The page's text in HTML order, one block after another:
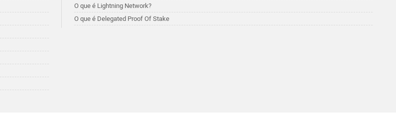
O que é Lightning Network?
O que é Delegated Proof Of Stake